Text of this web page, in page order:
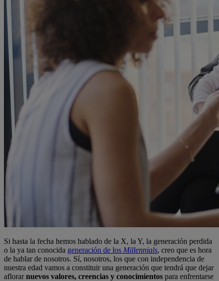
Si hasta la fecha hemos hablado de la X, la Y, la generación perdida
o la ya tan conocida generación de los Millennials, creo que es hora
de hablar de nosotros. Sí, nosotros, los que con independencia de
nuestra edad vamos a constituir una generación que tendrá que dejar
aflorarnuevos valores, creencias y conocimientos para enfrentarse